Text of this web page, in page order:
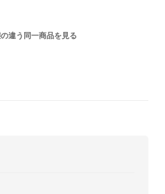
違う同一商品を見る